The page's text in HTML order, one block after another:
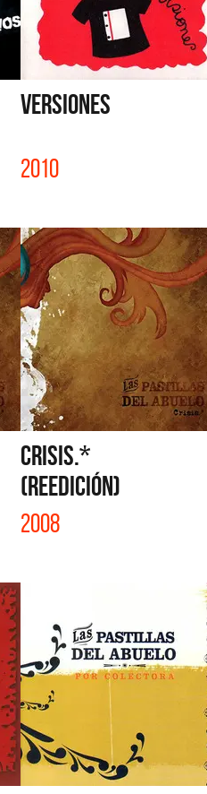
VERSIONES
2010
CRISIS.*
(reedición)
2008